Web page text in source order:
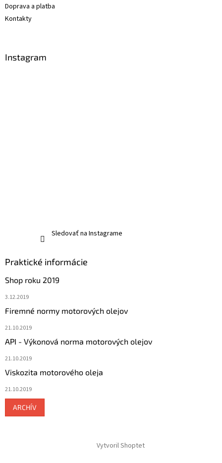
Doprava a platba
Kontakty
Instagram
Sledovať na Instagrame
Praktické informácie
Shop roku 2019
3.12.2019
Firemné normy motorových olejov
21.10.2019
API - Výkonová norma motorových olejov
21.10.2019
Viskozita motorového oleja
21.10.2019
ARCHÍV
Vytvoril Shoptet